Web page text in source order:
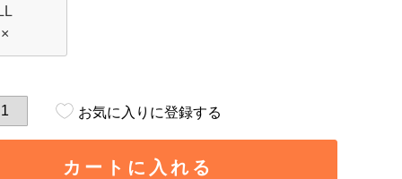
×
お気に入りに登録する
カートに入れる